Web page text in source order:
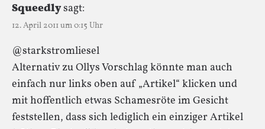
Squeedlysagt:
12. April 2011 um 0:15 Uhr
@starkstromliesel
Alternativ zu Ollys Vorschlag könnte man auch
einfach nur links oben auf „Artikel“ klicken und
mit hoffentlich etwas Schamesröte im Gesicht
feststellen, dass sich lediglich ein einziger Artikel